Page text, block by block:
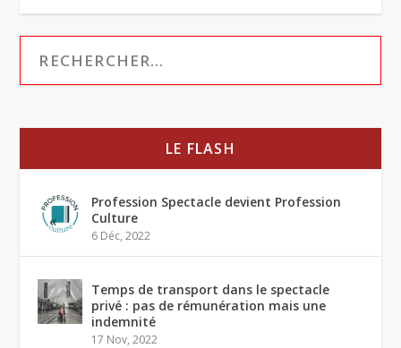
LE FLASH
Profession Spectacle devient Profession
Culture
6 Déc, 2022
Temps de transport dans le spectacle
privé : pas de rémunération mais une
indemnité
17 Nov, 2022